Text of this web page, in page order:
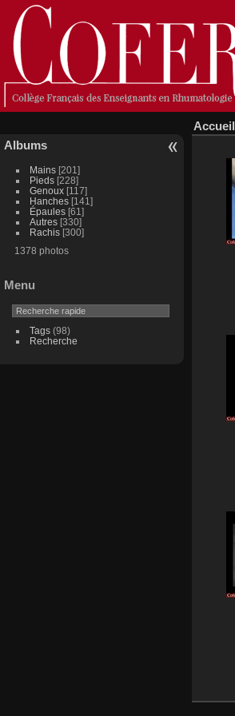
Albums
Mains [201]
Pieds [228]
Genoux [117]
Hanches [141]
Épaules [61]
Autres [330]
Rachis [300]
1378 photos
Menu
Tags(98)
Recherche
Accueil